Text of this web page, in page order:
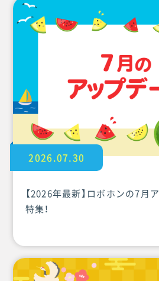
2026.07.30
【2026年最新】ロボホンの7月
特集！